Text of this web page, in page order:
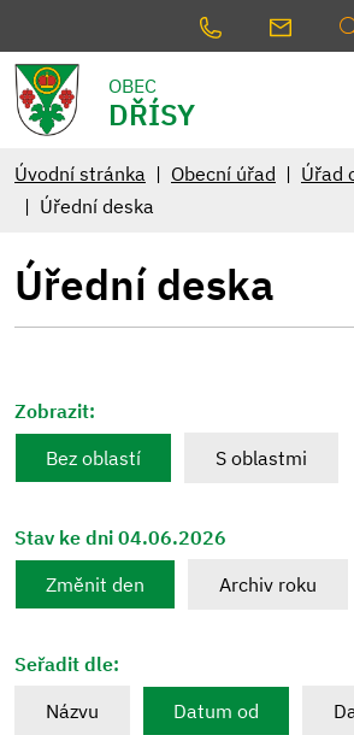
OBEC
DŘÍSY
Úvodní stránka Obecní úřad
Úřad
Úřední deska
Úřední deska
Zobrazit:
Bez oblastí
S oblastmi
Stav ke dni 04.06.2026
Změnit den
Archiv roku
Seřadit dle:
Názvu
Datum od